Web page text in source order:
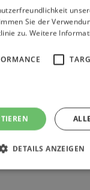
Sie der
zu. Weitere
DETAILS ANZEIGEN